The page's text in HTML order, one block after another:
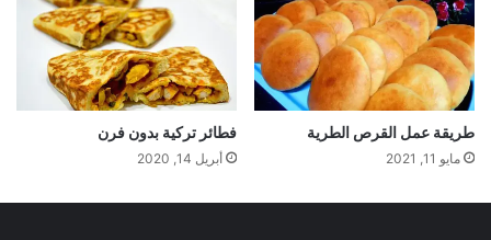
طريقة عمل القرص الطرية
مايو 11, 2021
فطائر تركية بدون فرن
أبريل 14, 2020